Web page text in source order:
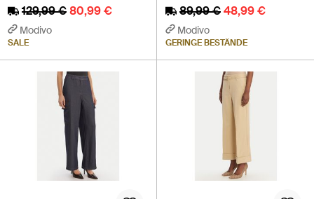
129,99 €80,99 €
Modivo
SALE
89,99 €48,99 €
Modivo
GERINGE BESTÄNDE